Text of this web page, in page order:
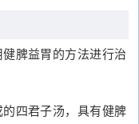
脾益胃的方法进行治
四君子汤，具有健脾